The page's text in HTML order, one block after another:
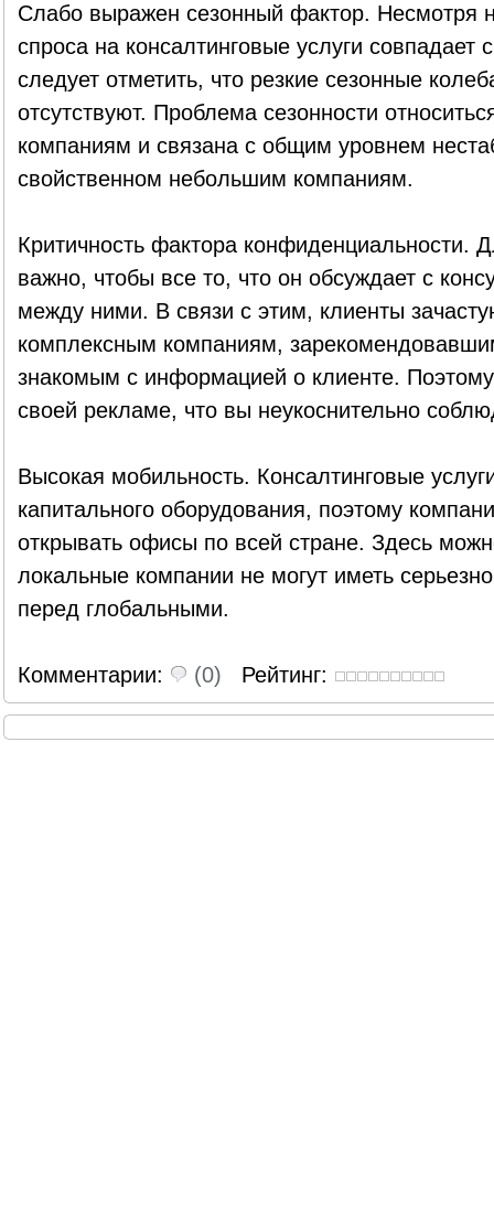
Слабо выражен сезонный фактор. Несмотря
спроса на консалтинговые услуги
следует отметить, что резкие сезонные
отсутствуют. Проблема сезонности
компаниям и связана с общим уровнем
свойственном небольшим компаниям.
Критичность фактора конфиденциальности.
важно, чтобы все то, что он обсуждает с
между ними. В связи с этим, клиенты
комплексным компаниям,
знакомым с информацией о клиенте. Поэтому
своей рекламе, что вы неукоснительно
Высокая мобильность. Консалтинговые
капитального оборудования, поэтому
открывать офисы по всей стране. Здесь
локальные компании не могут иметь
перед глобальными.
Комментарии: (0) Рейтинг: